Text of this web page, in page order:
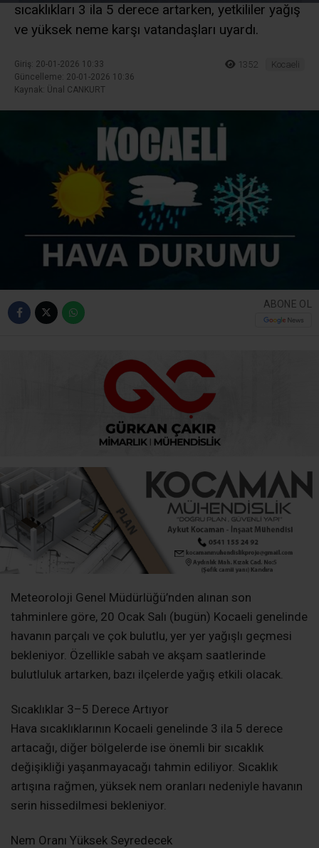
sıcaklıkları 3 ila 5 derece artarken, yetkililer yağış
ve yüksek neme karşı vatandaşları uyardı.
Giriş: 20-01-2026 10:33
Güncelleme: 20-01-2026 10:36
Kaynak: Ünal CANKURT
1352 Kocaeli
ABONE OL
Meteoroloji Genel Müdürlüğü’nden alınan son
tahminlere göre, 20 Ocak Salı (bugün) Kocaeli genelinde
havanın parçalı ve çok bulutlu, yer yer yağışlı geçmesi
bekleniyor. Özellikle sabah ve akşam saatlerinde
bulutluluk artarken, bazı ilçelerde yağış etkili olacak.
Sıcaklıklar 3–5 Derece Artıyor
Hava sıcaklıklarının Kocaeli genelinde 3 ila 5 derece
artacağı, diğer bölgelerde ise önemli bir sıcaklık
değişikliği yaşanmayacağı tahmin ediliyor. Sıcaklık
artışına rağmen, yüksek nem oranları nedeniyle havanın
serin hissedilmesi bekleniyor.
Nem Oranı Yüksek Seyredecek